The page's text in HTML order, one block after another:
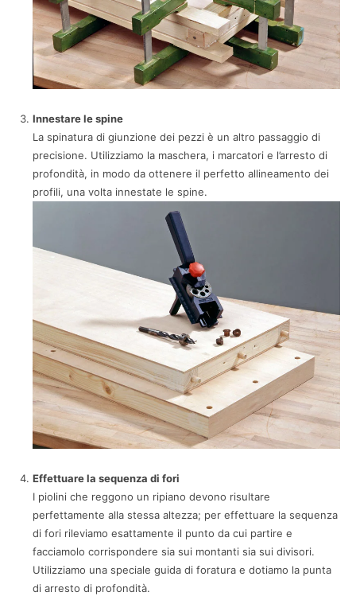
Innestare le spine
La spinatura di giunzione dei pezzi è un altro passaggio di
precisione. Utilizziamo la maschera, i marcatori e l’arresto di
profondità, in modo da ottenere il perfetto allineamento dei
profili, una volta innestate le spine.
Effettuare la sequenza di fori
I piolini che reggono un ripiano devono risultare
perfettamente alla stessa altezza; per effettuare la sequenza
di fori rileviamo esattamente il punto da cui partire e
facciamolo corrispondere sia sui montanti sia sui divisori.
Utilizziamo una speciale guida di foratura e dotiamo la punta
di arresto di profondità.